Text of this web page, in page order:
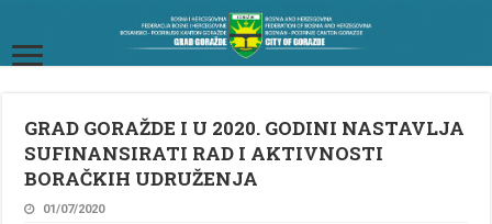
GRAD GORAŽDE I U 2020. GODINI NASTAVLJA
SUFINANSIRATI RAD I AKTIVNOSTI
BORAČKIH UDRUŽENJA
01/07/2020